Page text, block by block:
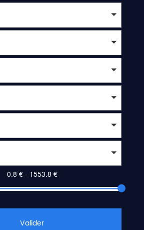
Valider